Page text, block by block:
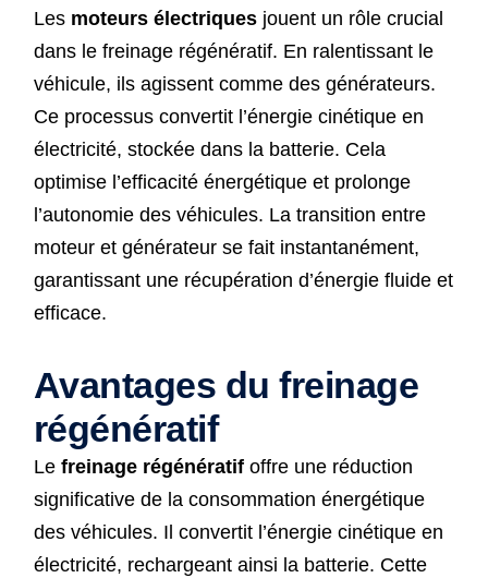
Les moteurs électriquesjouent un rôle crucial
dans le freinage régénératif. En ralentissant le
véhicule, ils agissent comme des générateurs.
Ce processus convertit l’énergie cinétique en
électricité, stockée dans la batterie. Cela
optimise l’efficacité énergétique et prolonge
l’autonomie des véhicules. La transition entre
moteur et générateur se fait instantanément,
garantissant une récupération d’énergie fluide et
efficace.
Avantages du freinage
régénératif
Le freinage régénératifoffre une réduction
significative de la consommation énergétique
des véhicules. Il convertit l’énergie cinétique en
électricité, rechargeant ainsi la batterie. Cette